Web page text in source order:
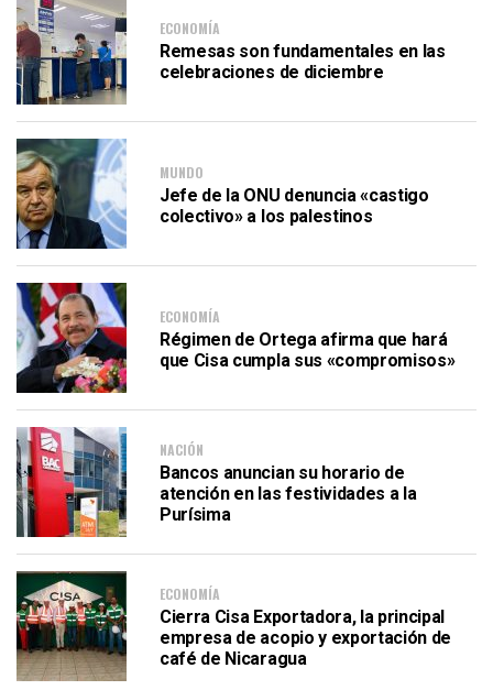
ECONOMÍA
Remesas son fundamentales en las
celebraciones de diciembre
MUNDO
Jefe de la ONU denuncia «castigo
colectivo» a los palestinos
ECONOMÍA
Régimen de Ortega afirma que hará
que Cisa cumpla sus «compromisos»
NACIÓN
Bancos anuncian su horario de
atención en las festividades a la
Purísima
ECONOMÍA
Cierra Cisa Exportadora, la principal
empresa de acopio y exportación de
café de Nicaragua